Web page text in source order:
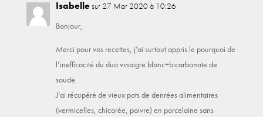
Isabellesur 27 Mar 2020 à 10:26
Bonjour,
Merci pour vos recettes, j’ai surtout appris le pourquoi de
l’inefficacité du duo vinaigre blanc+bicarbonate de
soude.
J’ai récupéré de vieux pots de denrées alimentaires
(vermicelles, chicorée, poivre) en porcelaine sans